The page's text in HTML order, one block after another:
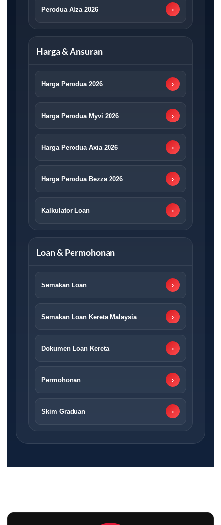
Perodua Alza 2026 ›
Harga & Ansuran
Harga Perodua 2026 ›
Harga Perodua Myvi 2026 ›
Harga Perodua Axia 2026 ›
Harga Perodua Bezza 2026 ›
Kalkulator Loan ›
Loan & Permohonan
Semakan Loan ›
Semakan Loan Kereta Malaysia ›
Dokumen Loan Kereta ›
Permohonan ›
Skim Graduan ›